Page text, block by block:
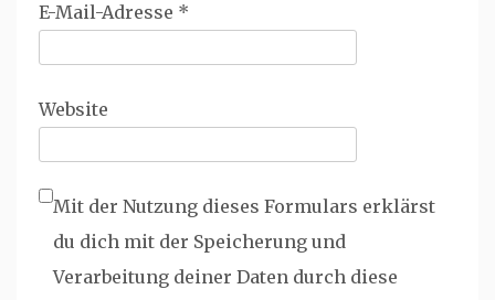
E-Mail-Adresse *
Website
Mit der Nutzung dieses Formulars erklärst
du dich mit der Speicherung und
Verarbeitung deiner Daten durch diese